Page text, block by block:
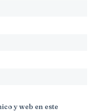
y web en este